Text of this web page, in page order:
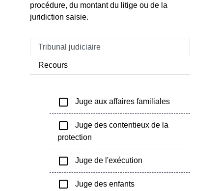
procédure, du montant du litige ou de la
juridiction saisie.
Tribunal judiciaire
Recours
check_box_outline_blank Juge aux affaires familiales
check_box_outline_blank
Juge des contentieux de la
protection
check_box_outline_blank Juge de l'exécution
check_box_outline_blank Juge des enfants